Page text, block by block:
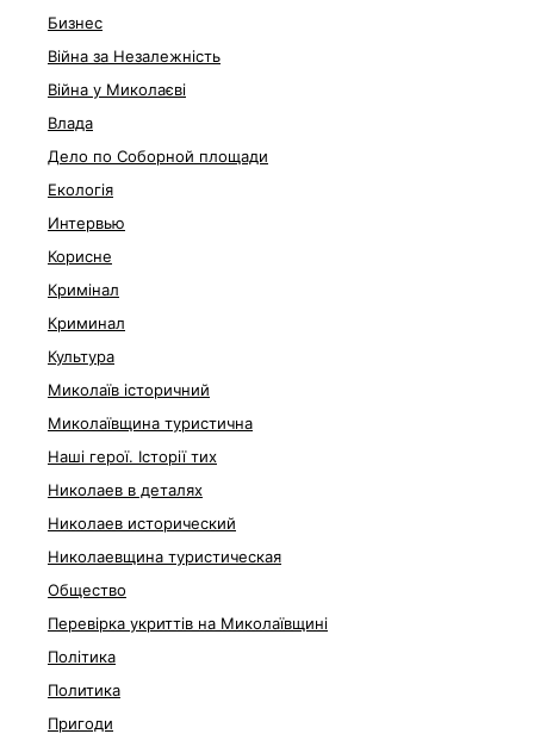
Бизнес
Війна за Незалежність
Війна у Миколаєві
Влада
Дело по Соборной площади
Екологія
Интервью
Корисне
Кримінал
Криминал
Культура
Миколаїв історичний
Миколаївщина туристична
Наші герої. Історії тих
Николаев в деталях
Николаев исторический
Николаевщина туристическая
Общество
Перевірка укриттів на Миколаївщині
Політика
Политика
Пригоди